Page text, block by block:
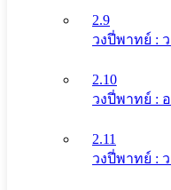
2.9
วงปี่พาทย์ :
2.10
วงปี่พาทย์ :
2.11
วงปี่พาทย์ :